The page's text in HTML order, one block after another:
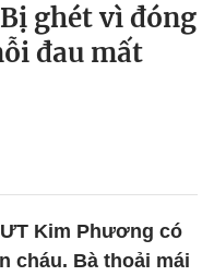
ghét vì đóng
đau mất
Kim Phương có
cháu. Bà thoải mái